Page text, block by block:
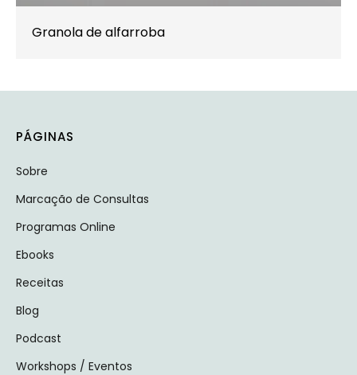
Granola de alfarroba
PÁGINAS
Sobre
Marcação de Consultas
Programas Online
Ebooks
Receitas
Blog
Podcast
Workshops / Eventos